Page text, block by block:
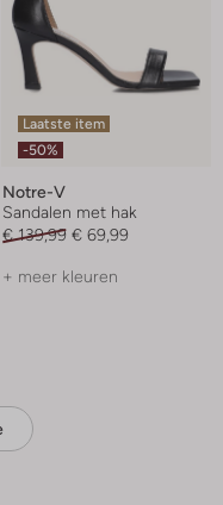
Laatste item
-50%
Notre-V
Sandalen met hak
€ 139,99 € 69,99
+ meer kleuren